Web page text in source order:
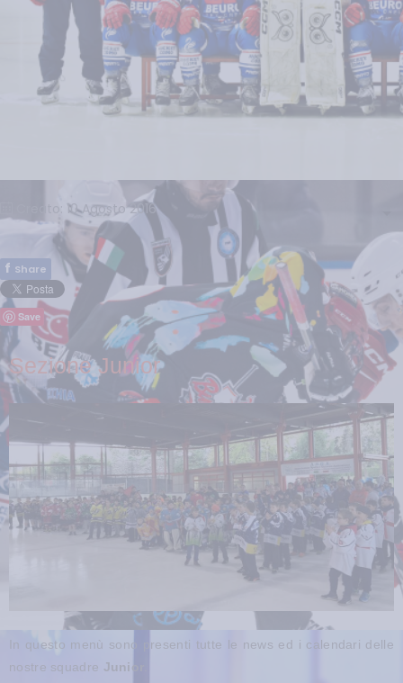
Creato: 10 Agosto 2016
f Share
Save
Sezione Junior
In questo menù sono presenti tutte le news ed i calendari delle
nostre squadre Junior